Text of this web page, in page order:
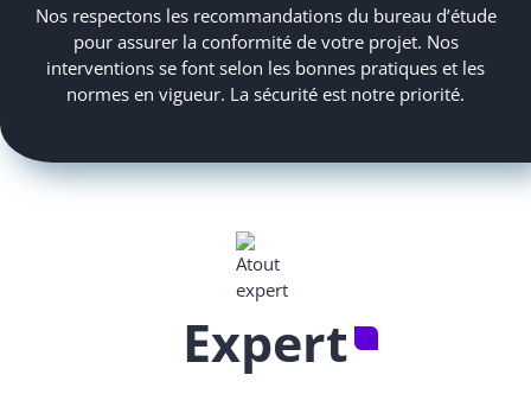
Nos respectons les recommandations du bureau d’étude
pour assurer la conformité de votre projet. Nos
interventions se font selon les bonnes pratiques et les
normes en vigueur. La sécurité est notre priorité.
Expert